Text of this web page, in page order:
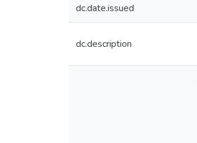
dc.date.issued
dc.description